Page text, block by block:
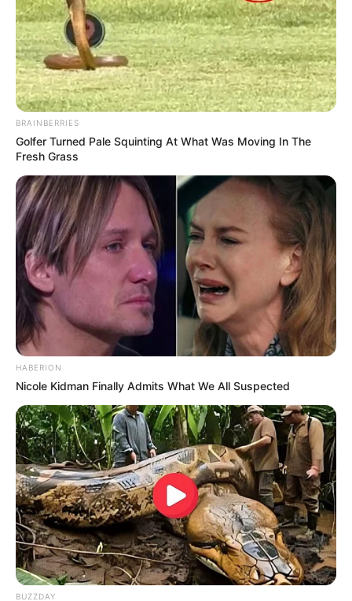
BRAINBERRIES
Golfer Turned Pale Squinting At What Was Moving In The
Fresh Grass
HABERION
Nicole Kidman Finally Admits What We All Suspected
BUZZDAY